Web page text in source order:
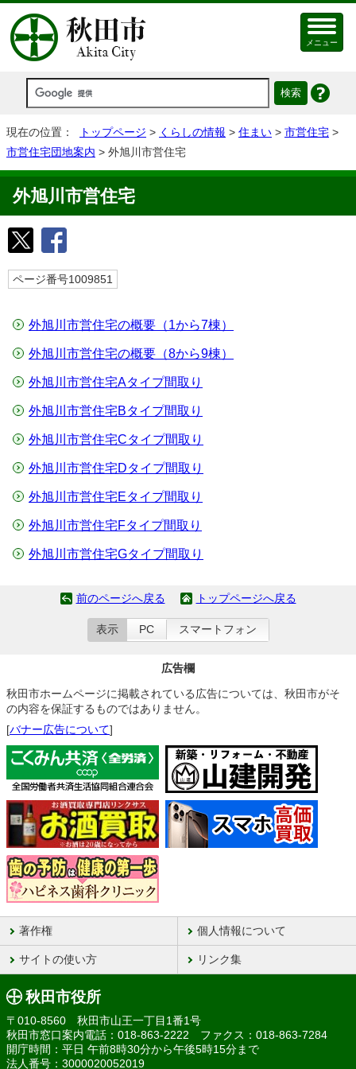
メニュー
現在の位置： トップページ > くらしの情報 > 住まい > 市営住宅 >
市営住宅団地案内 > 外旭川市営住宅
外旭川市営住宅
ページ番号1009851
外旭川市営住宅の概要（1から7棟）
外旭川市営住宅の概要（8から9棟）
外旭川市営住宅Aタイプ間取り
外旭川市営住宅Bタイプ間取り
外旭川市営住宅Cタイプ間取り
外旭川市営住宅Dタイプ間取り
外旭川市営住宅Eタイプ間取り
外旭川市営住宅Fタイプ間取り
外旭川市営住宅Gタイプ間取り
前のページへ戻る トップページへ戻る
表示 PC スマートフォン
広告欄
秋田市ホームページに掲載されている広告については、秋田市がそ
の内容を保証するものではありません。
[バナー広告について]
著作権 個人情報について
サイトの使い方 リンク集
秋田市役所
〒010-8560 秋田市山王一丁目1番1号
秋田市窓口案内電話：018-863-2222 ファクス：018-863-7284
開庁時間：平日 午前8時30分から午後5時15分まで
法人番号：3000020052019